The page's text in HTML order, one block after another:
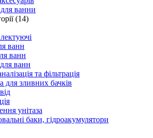
ванни
(14)
ванн
ванн
ванн
та фільтрація
для зливних бачків
унітаза
баки, гідроакумулятори